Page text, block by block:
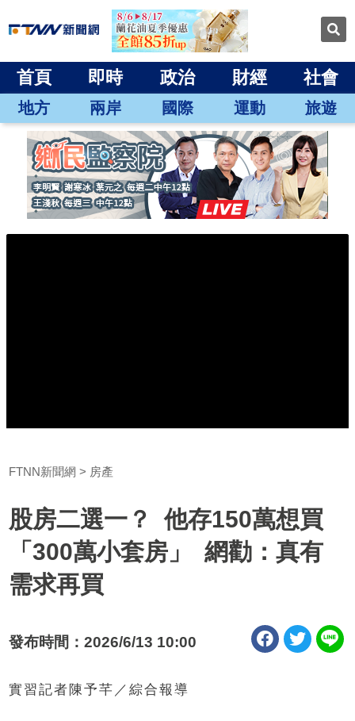
首頁 即時 政治 財經 社會
地方 兩岸 國際 運動 旅遊
FTNN新聞網 房產
股房二選一？ 他存150萬想買
「300萬小套房」 網勸：真有
需求再買
發布時間：2026/6/13 10:00
實習記者陳予芊／綜合報導